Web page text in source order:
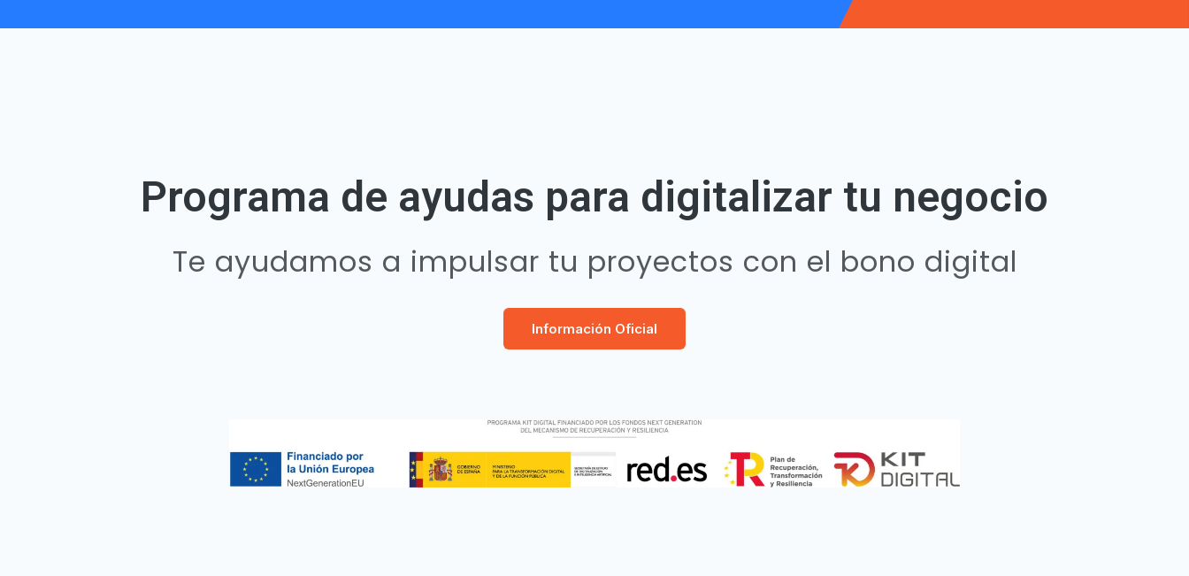
Programa de ayudas para digitalizar tu negocio
Te ayudamos a impulsar tu proyectos con el bono digital
Información Oficial